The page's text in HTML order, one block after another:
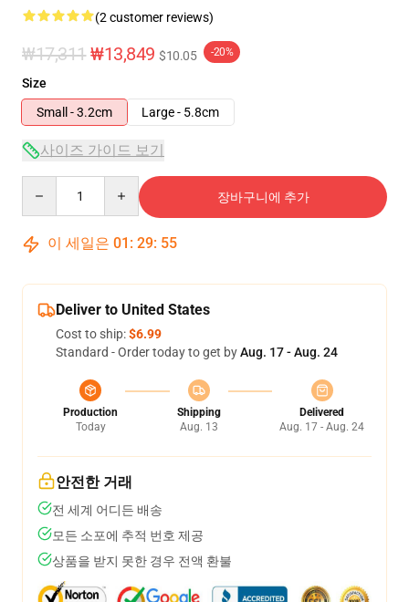
(2 customer reviews)
₩17,311 ₩13,849 $10.05 -20%
Size
Small - 3.2cm
Large - 5.8cm
사이즈 가이드 보기
장바구니에 추가
이 세일은 01 : 29: 55
Deliver to United States
Cost to ship:$6.99
Standard - Order today to get byAug. 17 - Aug. 24
Production
Today
Shipping
Aug. 13
Delivered
Aug. 17 - Aug. 24
안전한 거래
전 세계 어디든 배송
모든 소포에 추적 번호 제공
상품을 받지 못한 경우 전액 환불